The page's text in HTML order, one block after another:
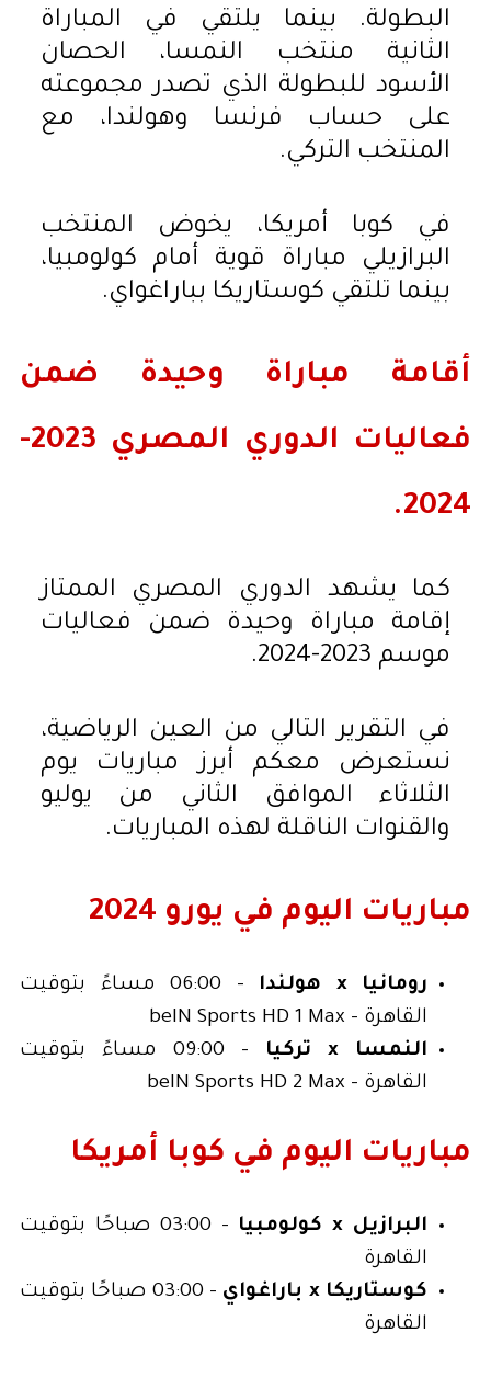
البطولة. بينما يلتقي في المباراة
الثانية منتخب النمسا، الحصان
الأسود للبطولة الذي تصدر مجموعته
على حساب فرنسا وهولندا، مع
المنتخب التركي.
في كوبا أمريكا، يخوض المنتخب
البرازيلي مباراة قوية أمام كولومبيا،
بينما تلتقي كوستاريكا بباراغواي.
أقامة مباراة وحيدة ضمن
فعاليات الدوري المصري 2023-
2024.
كما يشهد الدوري المصري الممتاز
إقامة مباراة وحيدة ضمن فعاليات
موسم 2023-2024.
في التقرير التالي من العين الرياضية،
نستعرض معكم أبرز مباريات يوم
الثلاثاء الموافق الثاني من يوليو
والقنوات الناقلة لهذه المباريات.
مباريات اليوم في يورو 2024
رومانيا x هولندا
- 06:00 مساءً بتوقيت
القاهرة - beIN Sports HD 1 Max
النمسا x تركيا
- 09:00 مساءً بتوقيت
القاهرة - beIN Sports HD 2 Max
مباريات اليوم في كوبا أمريكا
البرازيل x كولومبيا
- 03:00 صباحًا بتوقيت
القاهرة
كوستاريكا x باراغواي
- 03:00 صباحًا بتوقيت
القاهرة